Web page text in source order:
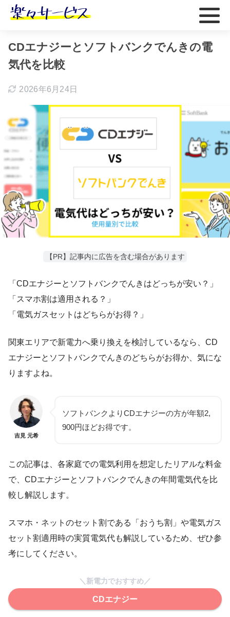
ホーム おすすめ
CDエナジーとソフトバンクでんきの電
気代を比較
2026年6月24日
【PR】記事内に広告を含む場合があります
「CDエナジーとソフトバンクでんきはどっちが安い？」
「スマホ割は適用される？」
「電気ガスセットはどちらがお得？」
関東エリアで新電力へ乗り換えを検討しているなら、CD
エナジーとソフトバンクでんきのどちらがお得か、気にな
りますよね。
吉見 元希
ソフトバンクよりCDエナジーの方が年額2,
900円ほどお得です。
この記事は、各家庭での電気利用を想定したリアルな料金
で、CDエナジーとソフトバンクでんきの年間電気代を比
較し解説します。
スマホ・ネットのセット割である「おうち割」や電気ガス
セット割適用時の実質電気代も解説しているため、ぜひ参
考にしてください。
＼新電力でおすすめ／
CDエナジー